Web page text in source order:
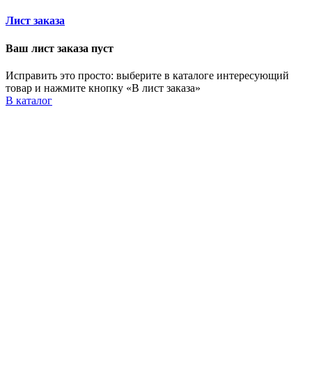
Лист заказа
Ваш лист заказа пуст
Исправить это просто: выберите в каталоге интересующий
товар и нажмите кнопку «В лист заказа»
В каталог